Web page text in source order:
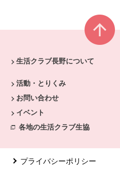
生活クラブ長野について
活動・とりくみ
お問い合わせ
イベント
各地の生活クラブ生協
プライバシーポリシー